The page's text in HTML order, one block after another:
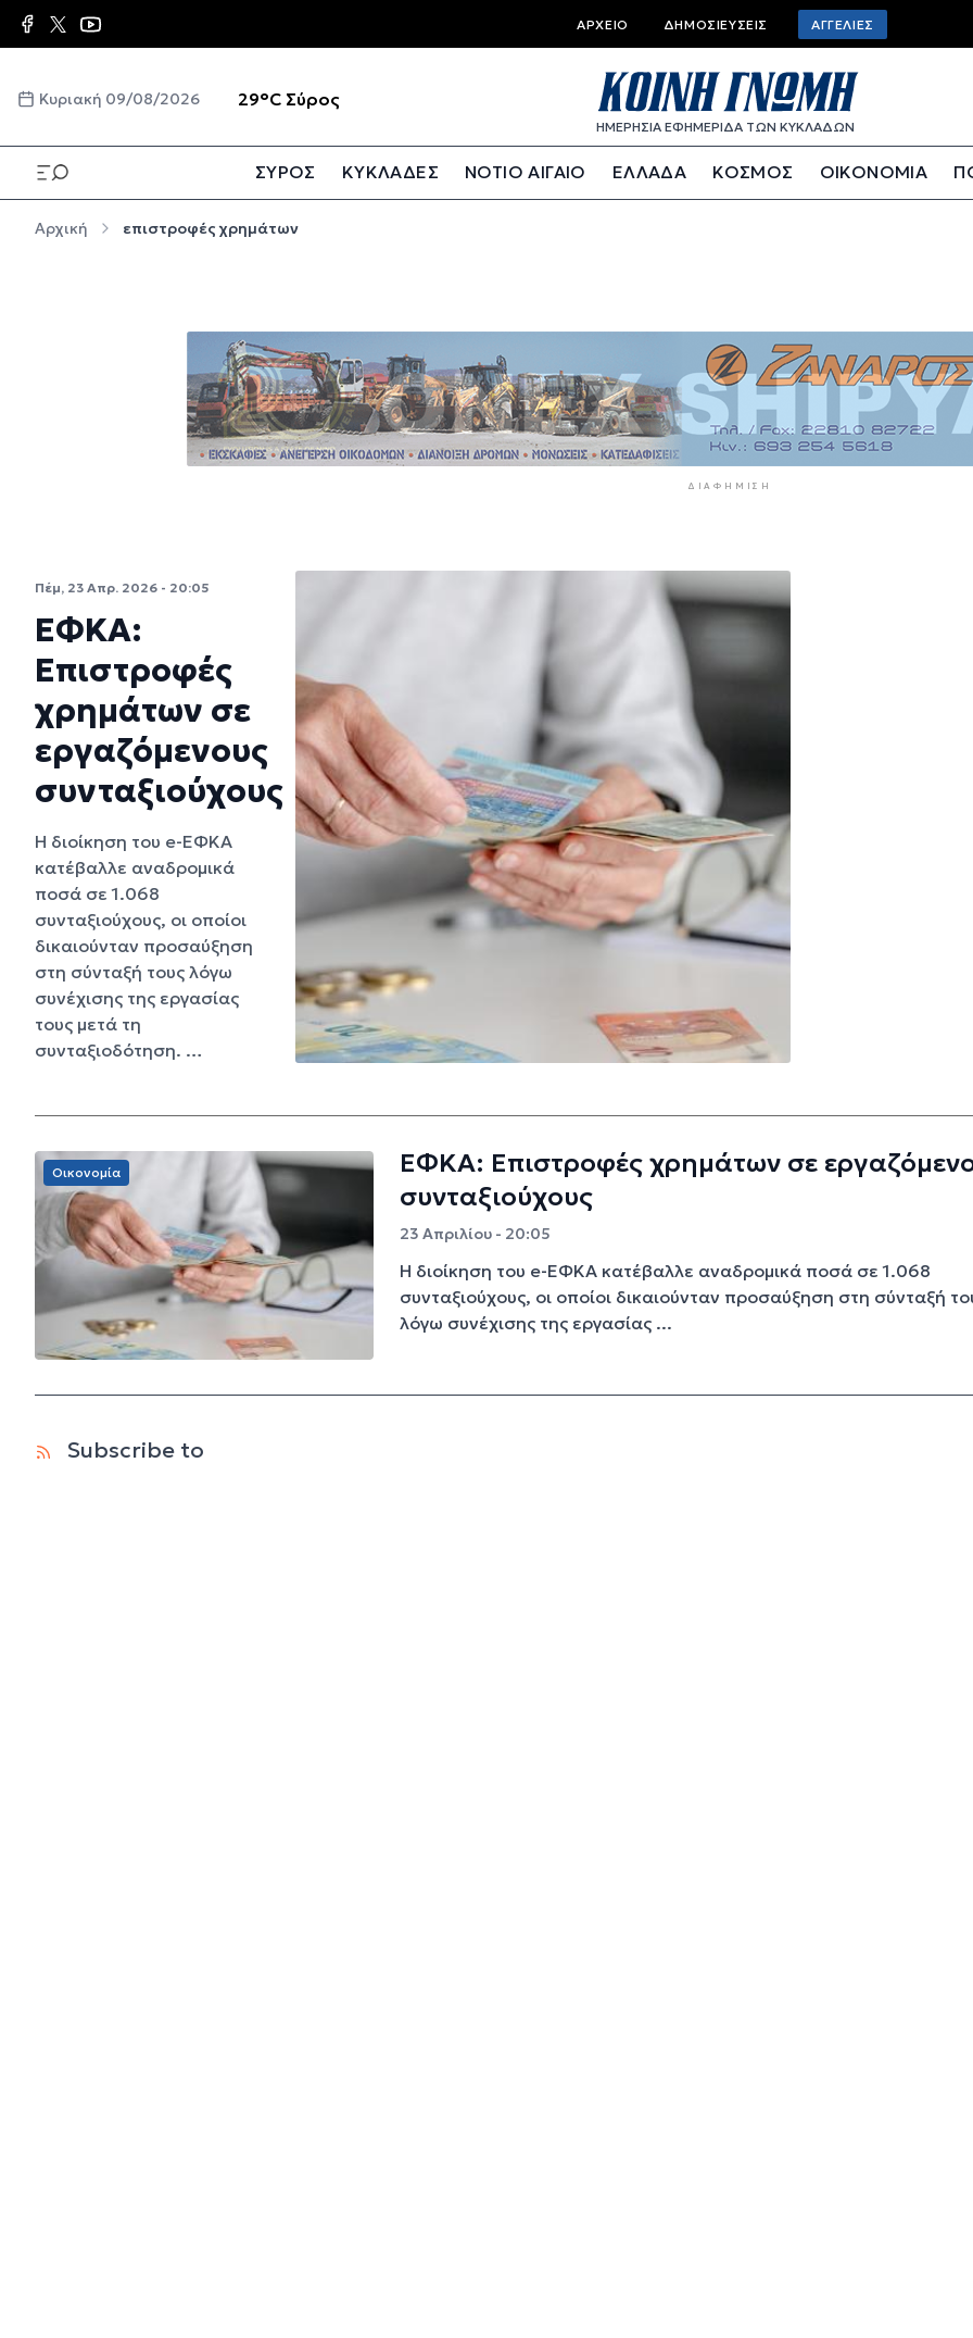
Παράκαμψη προς το κυρίως περιεχόμενο Top bar menu
ΑΡΧΕΊΟ ΔΗΜΟΣΙΕΎΣΕΙΣ ΑΓΓΕΛΊΕΣ
Κυριακή 09/08/2026 29°C Σύρος
ΗΜΕΡΗΣΙΑ ΕΦΗΜΕΡΙΔΑ ΤΩΝ ΚΥΚΛΑΔΩΝ
ΣΥΡΟΣ ΚΥΚΛΑΔΕΣ ΝΟΤΙΟ ΑΙΓΑΙΟ ΕΛΛΑΔΑ ΚΟΣΜΟΣ ΟΙΚΟΝΟΜΙΑ
Αρχική επιστροφές χρημάτων
ΔΙΑΦΉΜΙΣΗ
Πέμ, 23 Απρ. 2026 - 20:05
ΕΦΚΑ:
Επιστροφές
χρημάτων σε
εργαζόμενους
συνταξιούχους
Η διοίκηση του e-ΕΦΚΑ
κατέβαλλε αναδρομικά
ποσά σε 1.068
συνταξιούχους, οι οποίοι
δικαιούνταν προσαύξηση
στη σύνταξή τους λόγω
συνέχισης της εργασίας
τους μετά τη
συνταξιοδότηση. …
Οικονομία
ΕΦΚΑ: Επιστροφές χρημάτων σε
συνταξιούχους
23 Απριλίου - 20:05
Η διοίκηση του e-ΕΦΚΑ κατέβαλλε αναδρομικά ποσά σε 1.068
συνταξιούχους, οι οποίοι δικαιούνταν προσαύξηση στη σύνταξή
λόγω συνέχισης της εργασίας ...
Subscribe to